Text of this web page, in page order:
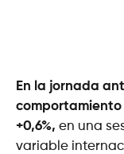
En la jornada
+0,6%, en una
variable